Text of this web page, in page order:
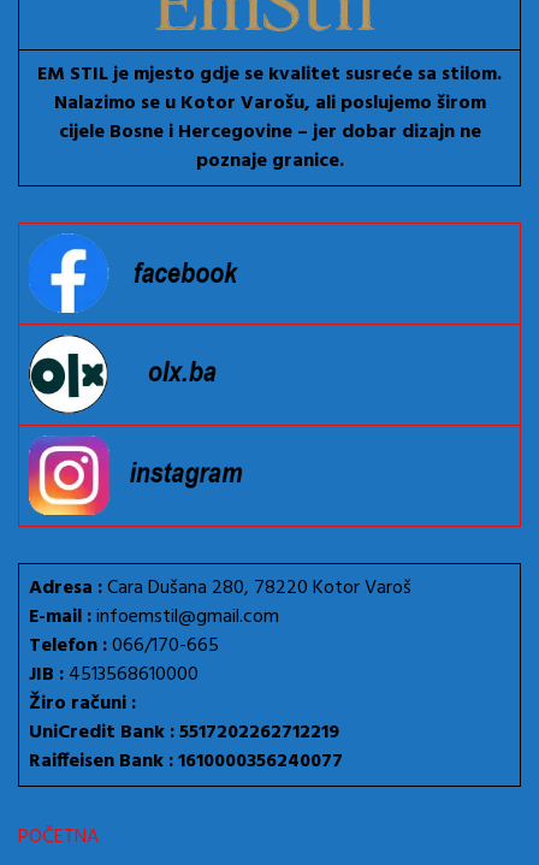
EM STIL je mjesto gdje se kvalitet susreće sa stilom.
Nalazimo se u Kotor Varošu, ali poslujemo širom
cijele Bosne i Hercegovine – jer dobar dizajn ne
poznaje granice.
Adresa :Cara Dušana 280, 78220 Kotor Varoš
E-mail :infoemstil@gmail.com
Telefon :066/170-665
JIB :4513568610000
Žiro računi :
UniCredit Bank : 5517202262712219
Raiffeisen Bank : 1610000356240077
POČETNA